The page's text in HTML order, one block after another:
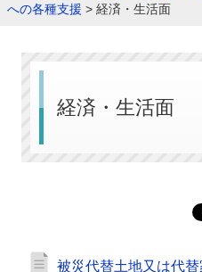
への各種支援 > 経済・生活面
経済・生活面
被災代替土地又は代